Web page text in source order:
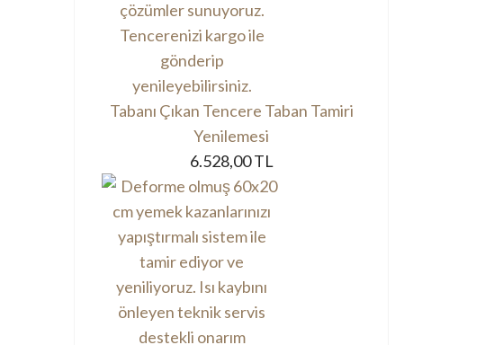
Tabanı Çıkan Tencere Taban Tamiri
Yenilemesi
6.528,00 TL